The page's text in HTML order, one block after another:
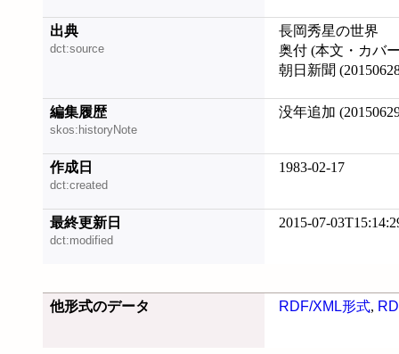
出典
dct:source
長岡秀星の世界
奥付 (本文・カバ
朝日新聞
編集履歴
skos:historyNote
没年追加
作成日
dct:created
1983-02-17
最終更新日
dct:modified
2015-07-
他形式のデータ RDF/XML形式,